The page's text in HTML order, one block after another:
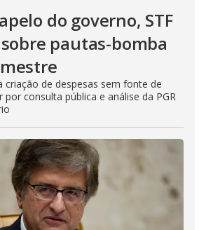
do governo, STF
pautas-bomba
criação de despesas sem fonte de
por consulta pública e análise da PGR